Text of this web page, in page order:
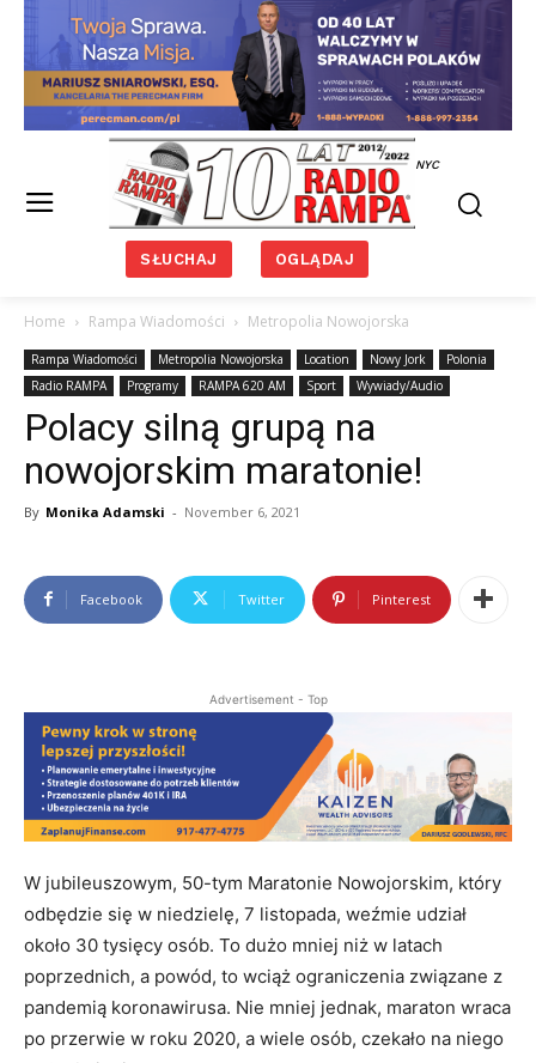
NYC
SŁUCHAJ OGLĄDAJ
Home Rampa Wiadomości Metropolia Nowojorska
Rampa Wiadomości Metropolia Nowojorska Location Nowy Jork
Polonia
Radio RAMPA
Programy RAMPA 620 AM Sport Wywiady/Audio
Polacy silną grupą na
nowojorskim maratonie!
By Monika Adamski - November 6, 2021
Facebook Twitter Pinterest
Advertisement - Top
W jubileuszowym, 50-tym Maratonie Nowojorskim, który
odbędzie się w niedzielę, 7 listopada, weźmie udział
około 30 tysięcy osób. To dużo mniej niż w latach
poprzednich, a powód, to wciąż ograniczenia związane z
pandemią koronawirusa. Nie mniej jednak, maraton wraca
po przerwie w roku 2020, a wiele osób, czekało na niego